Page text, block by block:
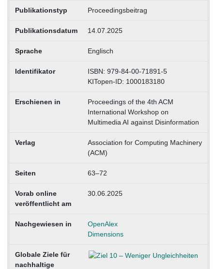
Publikationstyp Proceedingsbeitrag
Publikationsdatum 14.07.2025
Sprache Englisch
Identifikator
ISBN: 979-84-00-71891-5
KITopen-ID: 1000183180
Erschienen in
Proceedings of the 4th ACM
International Workshop on
Multimedia AI against Disinformation
Verlag
Association for Computing Machinery
(ACM)
Seiten 63–72
Vorab online
veröffentlicht am
30.06.2025
Nachgewiesen in
OpenAlex
Dimensions
Globale Ziele für
nachhaltige